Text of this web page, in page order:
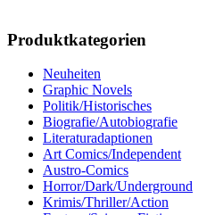
Produktkategorien
Neuheiten
Graphic Novels
Politik/Historisches
Biografie/Autobiografie
Literaturadaptionen
Art Comics/Independent
Austro-Comics
Horror/Dark/Underground
Krimis/Thriller/Action